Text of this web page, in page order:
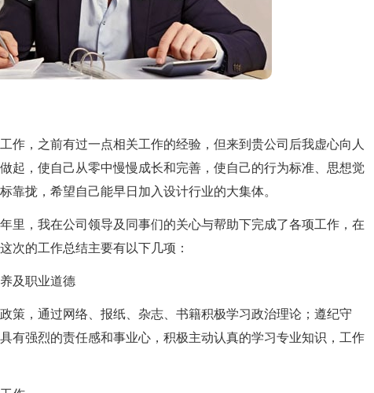
，之前有过一点相关工作的经验，但来到贵公司后我虚心向人
起，使自己从零中慢慢成长和完善，使自己的行为标准、思想觉
靠拢，希望自己能早日加入设计行业的大集体。
，我在公司领导及同事们的关心与帮助下完成了各项工作，在
次的工作总结主要有以下几项：
及职业道德
，通过网络、报纸、杂志、书籍积极学习政治理论；遵纪守
有强烈的责任感和事业心，积极主动认真的学习专业知识，工作